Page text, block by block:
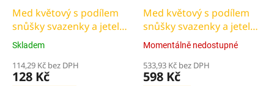
Med květový s podílem
snůšky svazenky a jetele -
standard 260g
Skladem
114,29 Kč bez DPH
128 Kč
Med květový s podílem
snůšky svazenky a jetele -
velké balení 2 300g
Momentálně nedostupné
533,93 Kč bez DPH
598 Kč